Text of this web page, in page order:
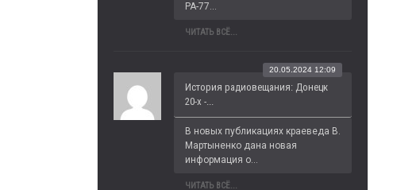
РА-77...
ЧИТАТЬ ВСЁ...
История радиовещания: Донецк
20-х -...
20.05.2024 12:09
В новых публикациях краеведа В.
Мартыненко дана новая
информация о...
ЧИТАТЬ ВСЁ...